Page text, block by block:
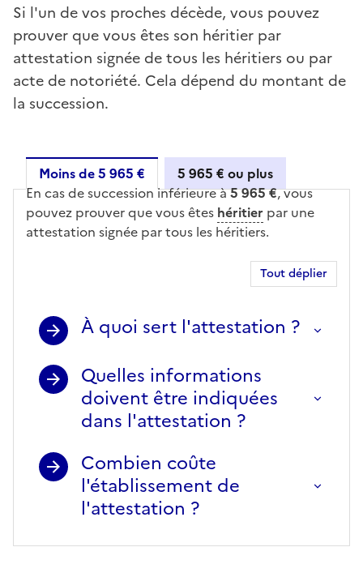
Si l'un de vos proches décède, vous pouvez
prouver que vous êtes son héritier par
attestation signée de tous les héritiers ou par
acte de notoriété. Cela dépend du montant de
la succession.
Moins de 5 965 € 5 965 € ou plus
Moins de 5 965 €
En cas de succession inférieure à5 965 €, vous
pouvez prouver que vous êtes héritier par une
attestation signée par tous les héritiers.
Tout déplier
À quoi sert l'attestation ?
Quelles informations
doivent être indiquées
dans l'attestation ?
Combien coûte
l'établissement de
l'attestation ?